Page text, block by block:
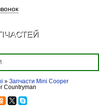
» Запчасти Mini Cooper
Countryman